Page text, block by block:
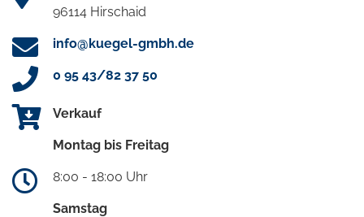
96114 Hirschaid
info@kuegel-gmbh.de
0 95 43/82 37 50
Verkauf
Montag bis Freitag
8:00 - 18:00 Uhr
Samstag